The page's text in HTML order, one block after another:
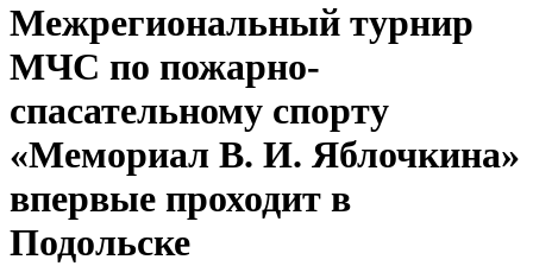
Межрегиональный турнир
МЧС по пожарно-
спасательному спорту
«Мемориал В. И. Яблочкина»
впервые проходит в
Подольске